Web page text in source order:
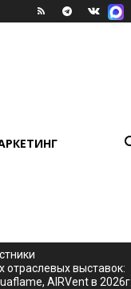
отраслевых выставок:
AIRVent в 2026г.